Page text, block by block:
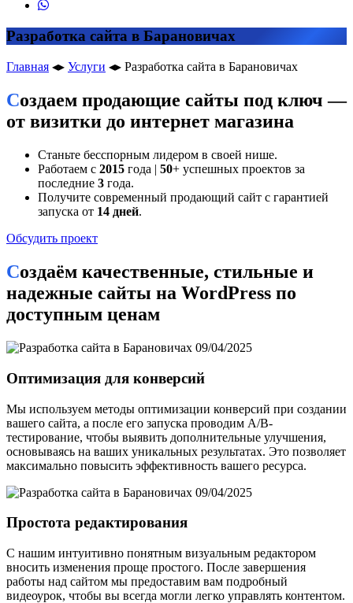
Разработка сайта в Барановичах
Главная ◂▸ Услуги ◂▸ Разработка сайта в Барановичах
Создаем продающие сайты под ключ —
от визитки до интернет магазина
Станьте бесспорным лидером в своей нише.
Работаем с 2015 года | 50+ успешных проектов за
последние 3 года.
Получите современный продающий сайт с гарантией
запуска от 14 дней.
Обсудить проект
Создаём качественные, стильные и
надежные сайты на WordPress по
доступным ценам
Оптимизация для конверсий
Мы используем методы оптимизации конверсий при создании
вашего сайта, а после его запуска проводим A/B-
тестирование, чтобы выявить дополнительные улучшения,
основываясь на ваших уникальных результатах. Это позволяет
максимально повысить эффективность вашего ресурса.
Простота редактирования
С нашим интуитивно понятным визуальным редактором
вносить изменения проще простого. После завершения
работы над сайтом мы предоставим вам подробный
видеоурок, чтобы вы всегда могли легко управлять контентом.